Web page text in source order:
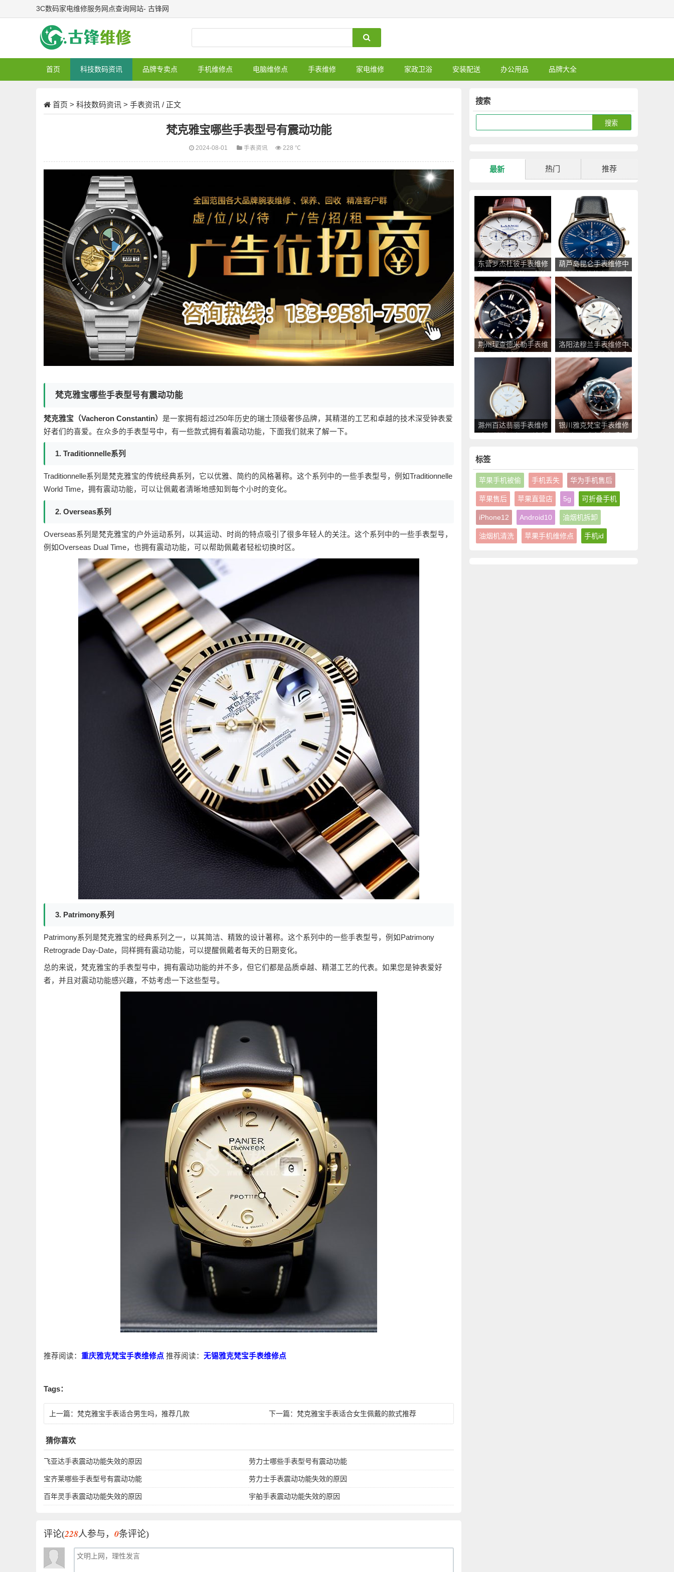
3C数码家电维修服务网点查询网站- 古锋网
首页 科技数码资讯 品牌专卖点 手机维修点 电脑维修点 手表维修 家电维修 家政卫浴 安装配送 办公用品 品牌大全
首页 > 科技数码资讯 > 手表资讯 / 正文
梵克雅宝哪些手表型号有震动功能
2024-08-01 手表资讯 228 ℃
梵克雅宝哪些手表型号有震动功能
梵克雅宝（Vacheron Constantin） 是一家拥有超过250年历史的瑞士顶级奢侈品牌，其精湛的工艺和卓越的技术深受钟表爱
好者们的喜爱。在众多的手表型号中，有一些款式拥有着震动功能，下面我们就来了解一下。
1. Traditionnelle系列
Traditionnelle系列是梵克雅宝的传统经典系列，它以优雅、简约的风格著称。这个系列中的一些手表型号，例如Traditionnelle
World Time，拥有震动功能，可以让佩戴者清晰地感知到每个小时的变化。
2. Overseas系列
Overseas系列是梵克雅宝的户外运动系列，以其运动、时尚的特点吸引了很多年轻人的关注。这个系列中的一些手表型号，
例如Overseas Dual Time，也拥有震动功能，可以帮助佩戴者轻松切换时区。
3. Patrimony系列
Patrimony系列是梵克雅宝的经典系列之一，以其简洁、精致的设计著称。这个系列中的一些手表型号，例如Patrimony
Retrograde Day-Date，同样拥有震动功能，可以提醒佩戴者每天的日期变化。
总的来说，梵克雅宝的手表型号中，拥有震动功能的并不多，但它们都是品质卓越、精湛工艺的代表。如果您是钟表爱好
者，并且对震动功能感兴趣，不妨考虑一下这些型号。
推荐阅读： 重庆雅克梵宝手表维修点 推荐阅读： 无锡雅克梵宝手表维修点
Tags：
上一篇： 梵克雅宝手表适合男生吗，推荐几款 下一篇：梵克雅宝手表适合女生佩戴的款式推荐
猜你喜欢
飞亚达手表震动功能失效的原因 劳力士哪些手表型号有震动功能
宝齐莱哪些手表型号有震动功能 劳力士手表震动功能失效的原因
百年灵手表震动功能失效的原因 宇舶手表震动功能失效的原因
评论(228人参与， 0条评论)
搜索
最新 热门 推荐
东营罗杰杜彼手表维修
中心地址_东营罗杰杜
彼手表售后服务点查询
葫芦岛昆仑手表维修中
心地址_葫芦岛昆仑手
表售后服务点查询
荆州理查德米勒手表维
修中心地址_荆州理查
德米勒手表售后服务点
查询
洛阳法穆兰手表维修中
心地址_洛阳法穆兰手
表售后服务点查询
滁州百达翡丽手表维修
中心地址_滁州百达翡
银川雅克梵宝手表维修
点_银川雅克梵宝手表
标签
苹果手机被偷 手机丢失 华为手机售后
苹果售后 苹果直营店 5g 可折叠手机
iPhone12 Android10 油烟机拆卸
油烟机清洗 苹果手机维修点 手机id